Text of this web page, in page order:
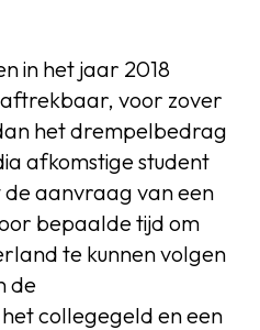
in het jaar 2018
voor zover
het drempelbedrag
afkomstige student
aanvraag van een
bepaalde tijd om
te kunnen volgen
de
collegegeld en een